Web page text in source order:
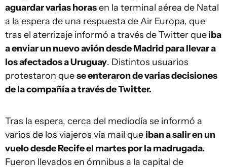
aguardar varias horasen la terminal aérea de Natal
a la espera de una respuesta de Air Europa, que
tras el aterrizaje informó a través de Twitter queiba
a enviar un nuevo avión desde Madrid para llevar a
los afectados a Uruguay. Distintos usuarios
protestaron quese enteraron de varias decisiones
de la compañía a través de Twitter.
Tras la espera, cerca del mediodía se informó a
varios de los viajeros vía mail que iban a salir en un
vuelo desde Recife el martes por la madrugada.
Fueron llevados en ómnibus a la capital de